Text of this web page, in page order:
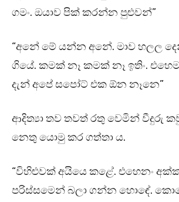
ගමං. ඔයාව පික් කරන්න පුළුවන්”
“අනේ මේ යන්න අනේ. මාව හලල
ගියේ. කමක් නෑ කමක් නෑ ඉතිං.
දැන් අපේ සපෝට් එක ඕන නෑනෙ”
ආදිත්‍යා තව තවත් රතු වෙමින් වීදුරු
නෙතු යොමු කර ගත්තා ය.
“විහිළුවක් අයියෙ කළේ. එහෙනං
පරිස්සමෙන් බලා ගන්න හොඳේ.